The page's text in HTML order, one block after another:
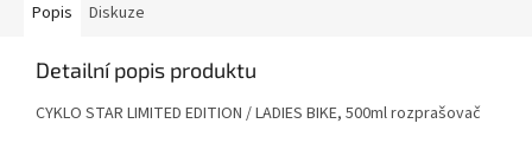
Popis Diskuze
Detailní popis produktu
CYKLO STAR LIMITED EDITION / LADIES BIKE, 500ml rozprašovač